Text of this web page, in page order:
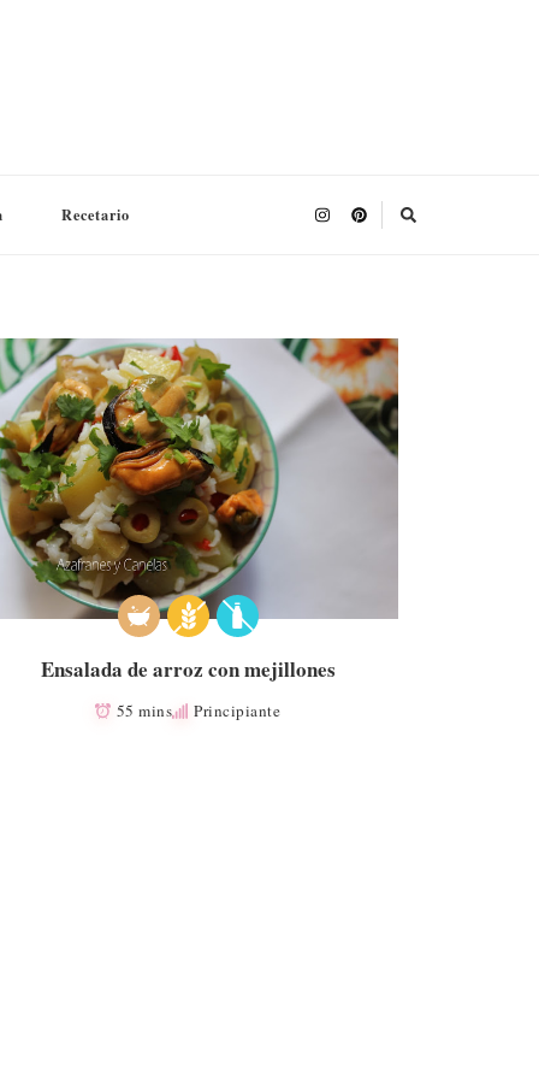
Recetario
Ensalada de arroz con mejillones
55 mins Principiante